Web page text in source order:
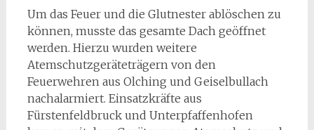
Um das Feuer und die Glutnester ablöschen zu
können, musste das gesamte Dach geöffnet
werden. Hierzu wurden weitere
Atemschutzgeräteträgern von den
Feuerwehren aus Olching und Geiselbullach
nachalarmiert. Einsatzkräfte aus
Fürstenfeldbruck und Unterpfaffenhofen